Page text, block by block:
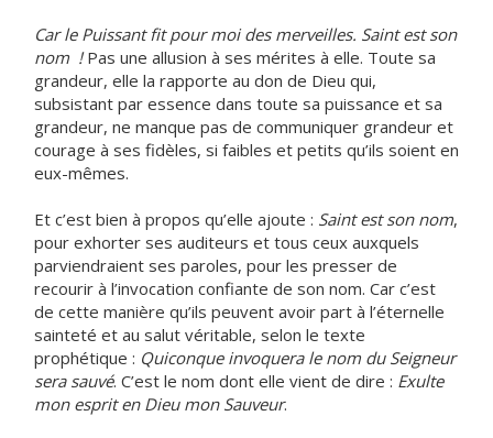
Car le Puissant fit pour moi des merveilles. Saint est son
nom !Pas une allusion à ses mérites à elle. Toute sa
grandeur, elle la rapporte au don de Dieu qui,
subsistant par essence dans toute sa puissance et sa
grandeur, ne manque pas de communiquer grandeur et
courage à ses fidèles, si faibles et petits qu’ils soient en
eux-mêmes.
Et c’est bien à propos qu’elle ajoute : Saint est son nom,
pour exhorter ses auditeurs et tous ceux auxquels
parviendraient ses paroles, pour les presser de
recourir à l’invocation confiante de son nom. Car c’est
de cette manière qu’ils peuvent avoir part à l’éternelle
sainteté et au salut véritable, selon le texte
prophétique : Quiconque invoquera le nom du Seigneur
sera sauvé. C’est le nom dont elle vient de dire : Exulte
mon esprit en Dieu mon Sauveur.